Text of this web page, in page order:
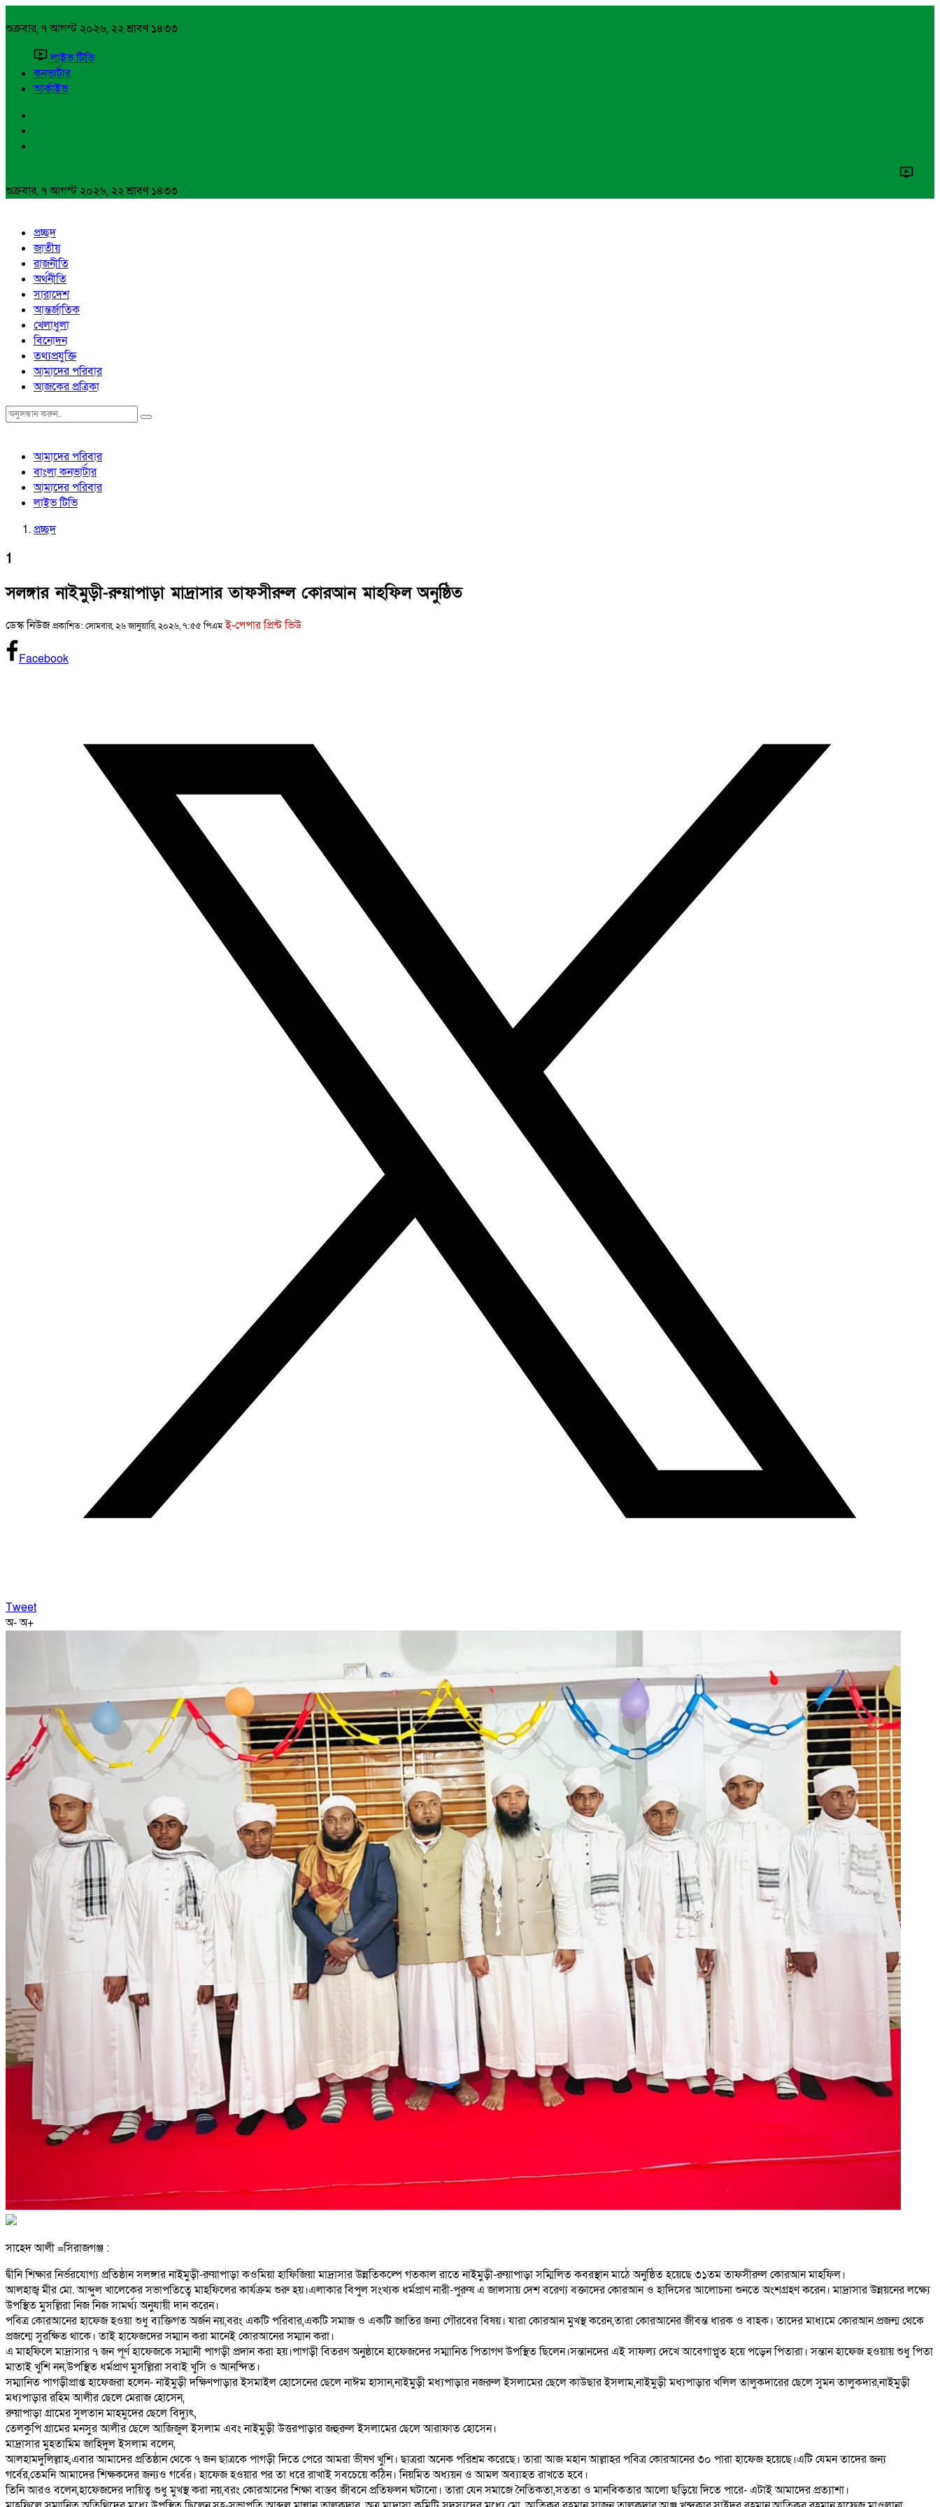
শুক্রবার, ৭ আগস্ট ২০২৬, ২২ শ্রাবণ ১৪৩৩
লাইভ টিভি
কনভার্টার
আর্কাইভ
শুক্রবার, ৭ আগস্ট ২০২৬, ২২ শ্রাবণ ১৪৩৩
প্রচ্ছদ
জাতীয়
রাজনীতি
অর্থনীতি
সারাদেশ
আন্তর্জাতিক
খেলাধুলা
বিনোদন
তথ্যপ্রযুক্তি
আমাদের পরিবার
আজকের প্রত্রিকা
আমাদের পরিবার
বাংলা কনভার্টার
আমাদের পরিবার
লাইভ টিভি
প্রচ্ছদ
1
সলঙ্গার নাইমুড়ী-রুয়াপাড়া মাদ্রাসার তাফসীরুল কোরআন মাহফিল অনুষ্ঠিত
ডেস্ক নিউজপ্রকাশিত: সোমবার, ২৬ জানুয়ারি, ২০২৬, ৭:৫৫ পিএম ই-পেপার প্রিন্ট ভিউ
Facebook
Tweet
অ-অ+
সাহেদ আলী =সিরাজগঞ্জ :
দ্বীনি শিক্ষার নির্ভরযোগ্য প্রতিষ্ঠান সলঙ্গার নাইমুড়ী-রুয়াপাড়া কওমিয়া হাফিজিয়া মাদ্রাসার উন্নতিকল্পে গতকাল রাতে নাইমুড়ী-রুয়াপাড়া সম্মিলিত কবরস্থান মাঠে অনুষ্ঠিত হয়েছে ৩১তম তাফসীরুল কোরআন মাহফিল।
আলহাজ্ব মীর মো. আব্দুল খালেকের সভাপতিত্বে মাহফিলের কার্যক্রম শুরু হয়।এলাকার বিপুল সংখ্যক ধর্মপ্রাণ নারী-পুরুষ এ জালসায় দেশ বরেণ্য বক্তাদের কোরআন ও হাদিসের আলোচনা শুনতে অংশগ্রহণ করেন। মাদ্রাসার উন্নয়নের লক্ষ্যে
উপস্থিত মুসল্লিরা নিজ নিজ সামর্থ্য অনুযায়ী দান করেন।
পবিত্র কোরআনের হাফেজ হওয়া শুধু ব্যক্তিগত অর্জন নয়,বরং একটি পরিবার,একটি সমাজ ও একটি জাতির জন্য গৌরবের বিষয়। যারা কোরআন মুখস্থ করেন,তারা কোরআনের জীবন্ত ধারক ও বাহক। তাদের মাধ্যমে কোরআন প্রজন্ম থেকে
প্রজন্মে সুরক্ষিত থাকে। তাই হাফেজদের সম্মান করা মানেই কোরআনের সম্মান করা।
এ মাহফিলে মাদ্রাসার ৭ জন পূর্ণ হাফেজকে সম্মানী পাগড়ী প্রদান করা হয়।পাগড়ী বিতরণ অনুষ্ঠানে হাফেজদের সম্মানিত পিতাগণ উপস্থিত ছিলেন।সন্তানদের এই সাফল্য দেখে আবেগাপ্লুত হয়ে পড়েন পিতারা। সন্তান হাফেজ হওয়ায় শুধু পিতা
মাতাই খুশি নন,উপস্থিত ধর্মপ্রাণ মুসল্লিরা সবাই খুসি ও আনন্দিত।
সম্মানিত পাগড়ীপ্রাপ্ত হাফেজরা হলেন- নাইমুড়ী দক্ষিণপাড়ার ইসমাইল হোসেনের ছেলে নাঈম হাসান,নাইমুড়ী মধ্যপাড়ার নজরুল ইসলামের ছেলে কাউছার ইসলাম,নাইমুড়ী মধ্যপাড়ার খলিল তালুকদারের ছেলে সুমন তালুকদার,নাইমুড়ী
মধ্যপাড়ার রহিম আলীর ছেলে মেরাজ হোসেন,
রুয়াপাড়া গ্রামের সুলতান মাহমুদের ছেলে বিদ্যুৎ,
তেলকুপি গ্রামের মনসুর আলীর ছেলে আজিজুল ইসলাম এবং নাইমুড়ী উত্তরপাড়ার জহুরুল ইসলামের ছেলে আরাফাত হোসেন।
মাদ্রাসার মুহতামিম জাহিদুল ইসলাম বলেন,
আলহামদুলিল্লাহ,এবার আমাদের প্রতিষ্ঠান থেকে ৭ জন ছাত্রকে পাগড়ী দিতে পেরে আমরা ভীষণ খুশি। ছাত্ররা অনেক পরিশ্রম করেছে। তারা আজ মহান আল্লাহর পবিত্র কোরআনের ৩০ পারা হাফেজ হয়েছে।এটি যেমন তাদের জন্য
গর্বের,তেমনি আমাদের শিক্ষকদের জন্যও গর্বের। হাফেজ হওয়ার পর তা ধরে রাখাই সবচেয়ে কঠিন। নিয়মিত অধ্যয়ন ও আমল অব্যাহত রাখতে হবে।
তিনি আরও বলেন,হাফেজদের দায়িত্ব শুধু মুখস্থ করা নয়,বরং কোরআনের শিক্ষা বাস্তব জীবনে প্রতিফলন ঘটানো। তারা যেন সমাজে নৈতিকতা,সততা ও মানবিকতার আলো ছড়িয়ে দিতে পারে- এটাই আমাদের প্রত্যাশা।